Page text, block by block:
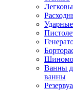
Ванны
ванны